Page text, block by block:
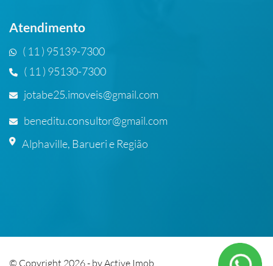
Atendimento
( 11 ) 95139-7300
( 11 ) 95130-7300
jotabe25.imoveis@gmail.com
beneditu.consultor@gmail.com
Alphaville, Barueri e Região
© Copyright 2026 - byActive Imob